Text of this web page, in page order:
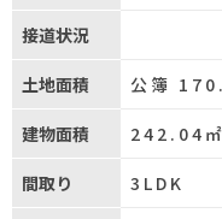
接道状況
土地面積 公簿
建物面積 242.04
間取り 3LDK